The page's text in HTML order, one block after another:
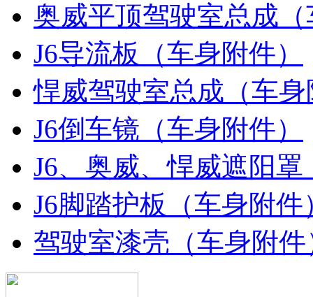
奥威平顶驾驶室总成
J6导流板（车身附件）
悍威驾驶室总成（车
J6倒车镜（车身附件）
J6、奥威、悍威遮阳罩
J6脚踏护板（车身附件
驾驶室漆壳（车身附件